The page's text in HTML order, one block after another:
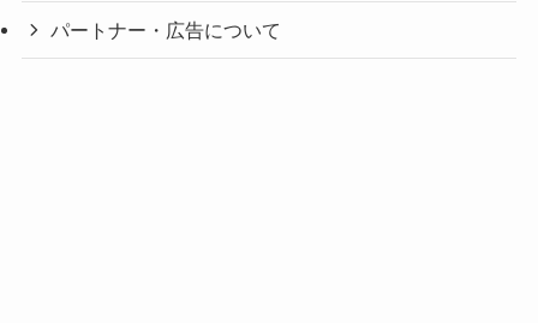
パートナー・広告について